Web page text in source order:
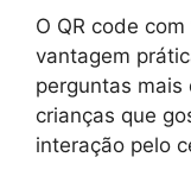
O QR code
vantagem
perguntas
crianças que
interação pelo